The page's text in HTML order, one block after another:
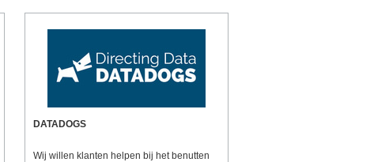
DATADOGS
Wij willen klanten helpen bij het benutten